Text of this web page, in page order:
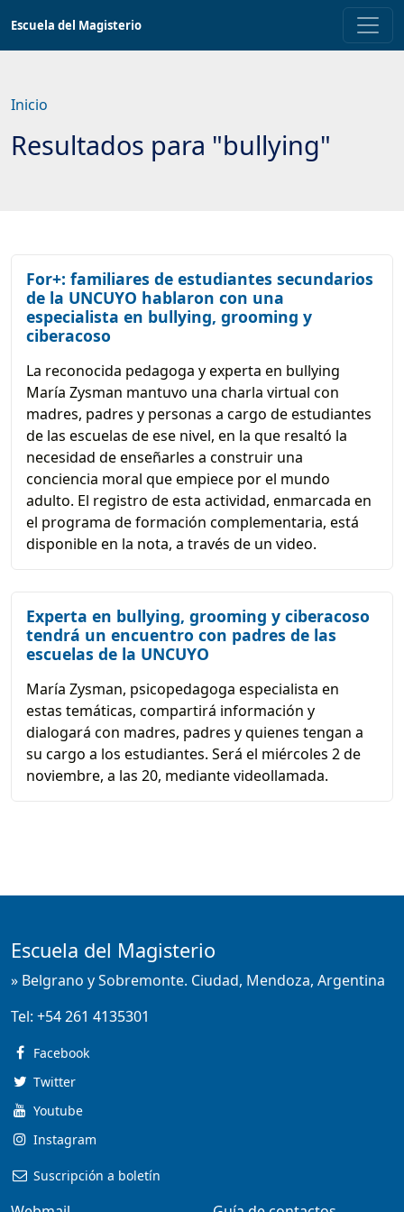
contenido
Escuela del Magisterio
Inicio
Resultados para "bullying"
For+: familiares de estudiantes secundarios
de la UNCUYO hablaron con una
especialista en bullying, grooming y
ciberacoso
La reconocida pedagoga y experta en bullying
María Zysman mantuvo una charla virtual con
madres, padres y personas a cargo de estudiantes
de las escuelas de ese nivel, en la que resaltó la
necesidad de enseñarles a construir una
conciencia moral que empiece por el mundo
adulto. El registro de esta actividad, enmarcada en
el programa de formación complementaria, está
disponible en la nota, a través de un video.
Experta en bullying, grooming y ciberacoso
tendrá un encuentro con padres de las
escuelas de la UNCUYO
María Zysman, psicopedagoga especialista en
estas temáticas, compartirá información y
dialogará con madres, padres y quienes tengan a
su cargo a los estudiantes. Será el miércoles 2 de
noviembre, a las 20, mediante videollamada.
Escuela del Magisterio
» Belgrano y Sobremonte. Ciudad, Mendoza, Argentina
Tel: +54 261 4135301
Facebook
Twitter
Youtube
Instagram
Suscripción a boletín